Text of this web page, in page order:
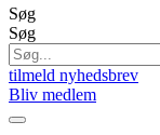
Søg
Søg
tilmeld nyhedsbrev
Bliv medlem